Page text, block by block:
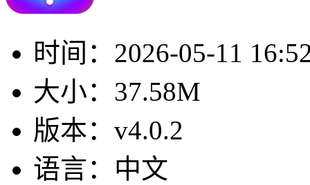
时间： 2026-05-11
大小： 37.58M
版本： v4.0.2
语言： 中文